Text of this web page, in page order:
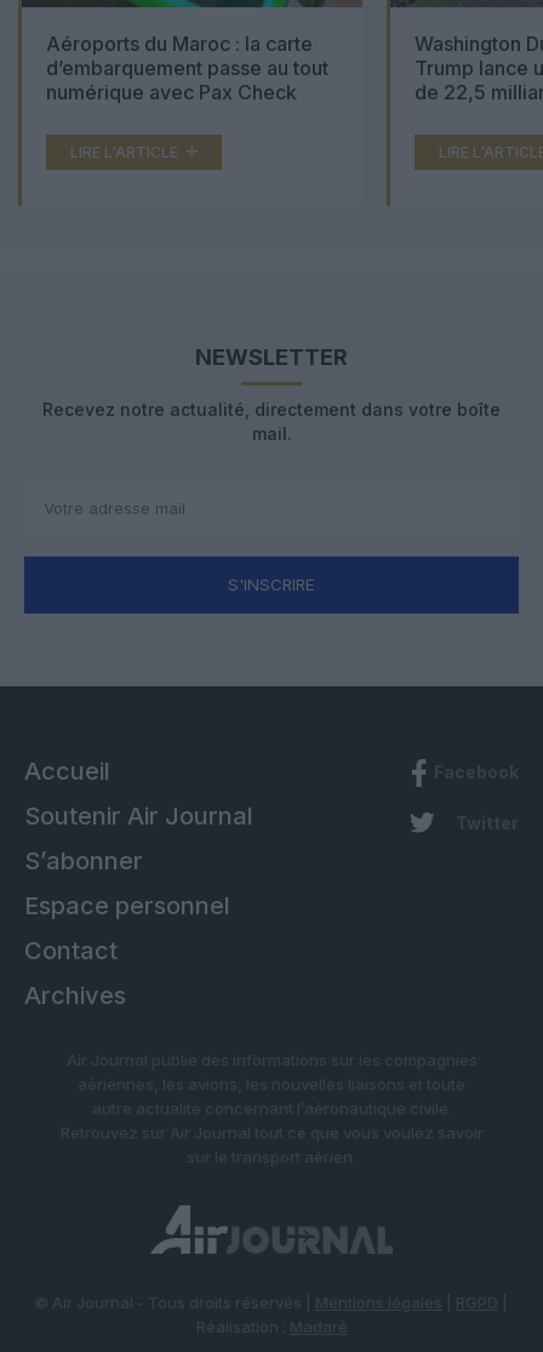
Aéroports du Maroc : la carte
d’embarquement passe au tout
numérique avec Pax Check
LIRE L'ARTICLE
Washington
Trump lance
de 22,5
LIRE
NEWSLETTER
Recevez notre actualité, directement dans votre boîte
mail.
S'INSCRIRE
Accueil
Soutenir Air Journal
S’abonner
Espace personnel
Contact
Archives